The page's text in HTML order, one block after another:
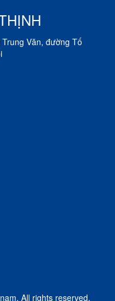
Văn, đường Tố
All rights reserved.